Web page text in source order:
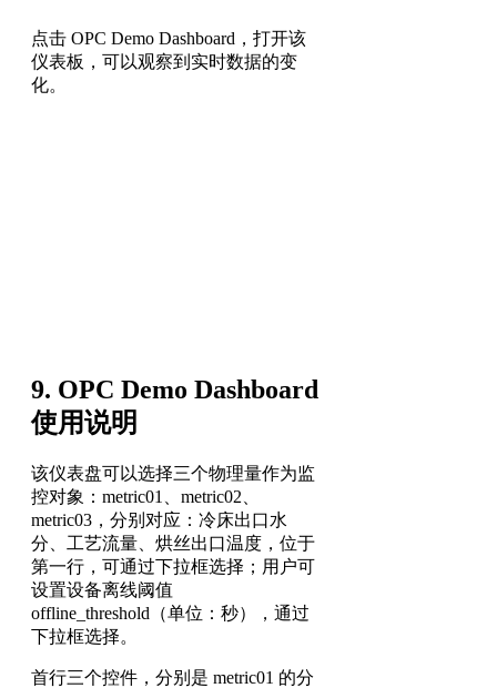
点击 OPC Demo Dashboard，打开该
仪表板，可以观察到实时数据的变
化。
9. OPC Demo Dashboard
使用说明
该仪表盘可以选择三个物理量作为监
控对象：metric01、metric02、
metric03，分别对应：冷床出口水
分、工艺流量、烘丝出口温度，位于
第一行，可通过下拉框选择；用户可
设置设备离线阈值
offline_threshold（单位：秒），通过
下拉框选择。
首行三个控件，分别是 metric01 的分